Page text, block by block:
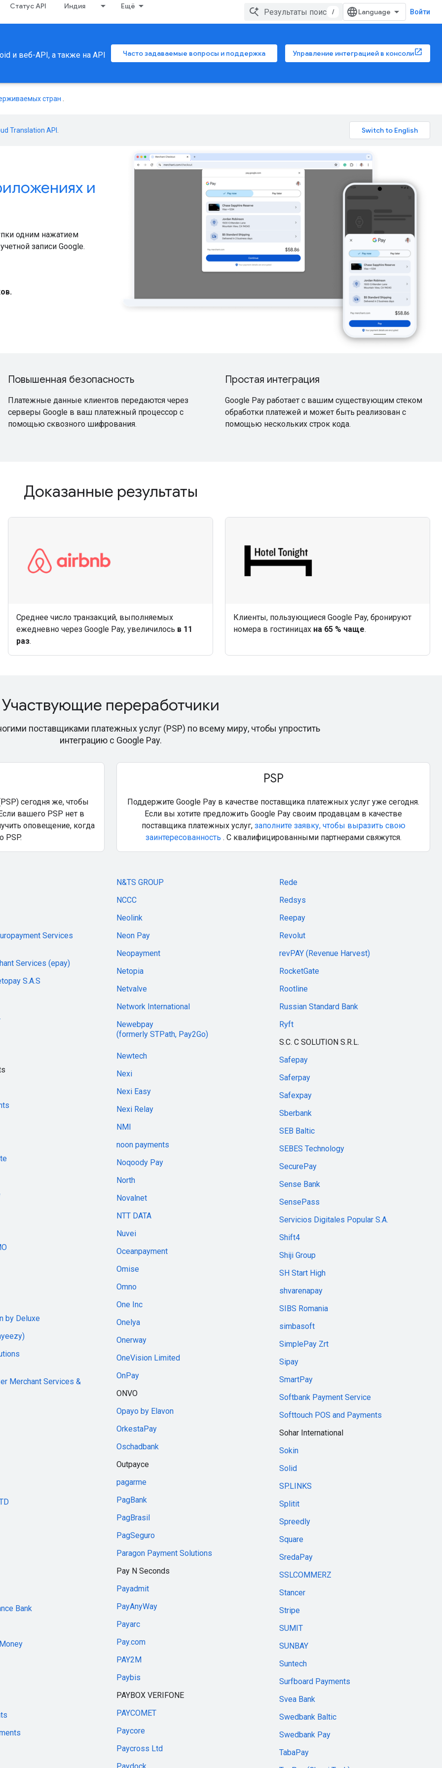
Статус API Индия Ещё
/ Войти
и веб-API, а также на API
Часто задаваемые вопросы и поддержка Управление интеграцией в консоли
стран
Translation API
и
одним нажатием
записи Google.
Повышенная безопасность
Платежные данные клиентов передаются через
серверы Google в ваш платежный процессор с
помощью сквозного шифрования.
Простая интеграция
Google Pay работает с вашим существующим стеком
обработки платежей и может быть реализован с
помощью нескольких строк кода.
Доказанные результаты
Среднее число транзакций, выполняемых
ежедневно через Google Pay, увеличилось в 11
раз.
Клиенты, пользующиеся Google Pay, бронируют
номера в гостиницах на 65 % чаще.
Участвующие переработчики
поставщиками платежных услуг (PSP) по всему миру, чтобы упростить
интеграцию с Google Pay.
сегодня же, чтобы
вашего PSP нет в
оповещение, когда
PSP.
PSP
Поддержите Google Pay в качестве поставщика платежных услуг уже сегодня.
Если вы хотите предложить Google Pay своим продавцам в качестве
поставщика платежных услуг, заполните заявку, чтобы выразить свою
заинтересованность . С квалифицированными партнерами свяжутся.
Services
Services (epay)
S.A.S
by Deluxe
Merchant Services &
Bank
N&TS GROUP
NCCC
Neolink
Neon Pay
Neopayment
Netopia
Netvalve
Network International
Newebpay
(formerly STPath, Pay2Go)
Newtech
Nexi
Nexi Easy
Nexi Relay
NMI
noon payments
Noqoody Pay
North
Novalnet
NTT DATA
Nuvei
Oceanpayment
Omise
Omno
One Inc
Onelya
Onerway
OneVision Limited
OnPay
ONVO
Opayo by Elavon
OrkestaPay
Oschadbank
Outpayce
pagarme
PagBank
PagBrasil
PagSeguro
Paragon Payment Solutions
Pay N Seconds
Payadmit
PayAnyWay
Payarc
Pay.com
PAY2M
Paybis
PAYBOX VERIFONE
PAYCOMET
Paycore
Paycross Ltd
Paydock
Rede
Redsys
Reepay
Revolut
revPAY (Revenue Harvest)
RocketGate
Rootline
Russian Standard Bank
Ryft
S.C. C SOLUTION S.R.L.
Safepay
Saferpay
Safexpay
Sberbank
SEB Baltic
SEBES Technology
SecurePay
Sense Bank
SensePass
Servicios Digitales Popular S.A.
Shift4
Shiji Group
SH Start High
shvarenapay
SIBS Romania
simbasoft
SimplePay Zrt
Sipay
SmartPay
Softbank Payment Service
Softtouch POS and Payments
Sohar International
Sokin
Solid
SP.LINKS
Splitit
Spreedly
Square
SredaPay
SSLCOMMERZ
Stancer
Stripe
SUMIT
SUNBAY
Suntech
Surfboard Payments
Svea Bank
Swedbank Baltic
Swedbank Pay
TabaPay